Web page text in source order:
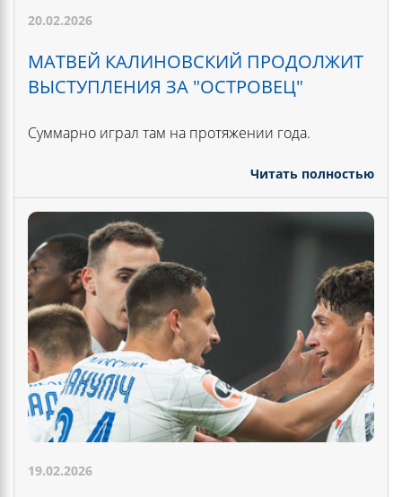
20.02.2026
МАТВЕЙ КАЛИНОВСКИЙ ПРОДОЛЖИТ
ВЫСТУПЛЕНИЯ ЗА "ОСТРОВЕЦ"
Суммарно играл там на протяжении года.
Читать полностью
19.02.2026